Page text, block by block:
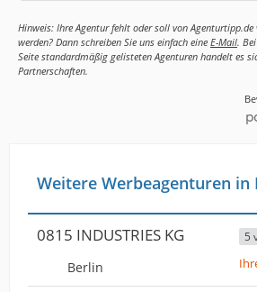
Hinweis: Ihre Agentur fehlt oder soll von
werden? Dann schreiben Sie uns einfach eine E-Mail.
Seite standardmäßig gelisteten Agenturen handelt es
Partnerschaften.
Weitere Werbeagenturen in
0815 INDUSTRIES KG
Berlin
5